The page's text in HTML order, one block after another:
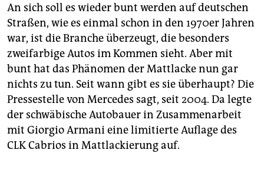
An sich soll es wieder bunt werden auf deutschen
Straßen, wie es einmal schon in den 1970er Jahren
war, ist die Branche überzeugt, die besonders
zweifarbige Autos im Kommen sieht. Aber mit
bunt hat das Phänomen der Mattlacke nun gar
nichts zu tun. Seit wann gibt es sie überhaupt? Die
Pressestelle von Mercedes sagt, seit 2004. Da legte
der schwäbische Autobauer in Zusammenarbeit
mit Giorgio Armani eine limitierte Auflage des
CLK Cabrios in Mattlackierung auf.